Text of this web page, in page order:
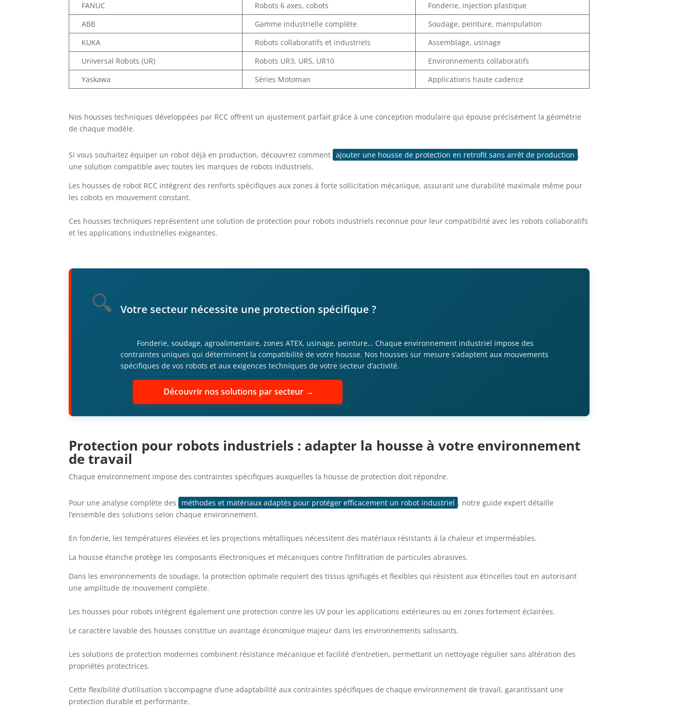
FANUC
Robots 6 axes, cobots
Fonderie, injection plastique
ABB
Gamme industrielle complète
Soudage, peinture, manipulation
KUKA
Robots collaboratifs et industriels
Assemblage, usinage
Universal Robots (UR)
Robots UR3, UR5, UR10
Environnements collaboratifs
Yaskawa
Séries Motoman Applications haute cadence
Nos housses techniques développées par RCC offrent un ajustement parfait grâce à une conception modulaire qui épouse précisément la géométrie
de chaque modèle.
Si vous souhaitez équiper un robot déjà en production, découvrez comment ajouter une housse de protection en retrofit sans arrêt de production ,
une solution compatible avec toutes les marques de robots industriels.
Les housses de robot RCC intègrent des renforts spécifiques aux zones à forte sollicitation mécanique, assurant une durabilité maximale même pour
les cobots en mouvement constant.
Ces housses techniques représentent une solution de protection pour robots industriels reconnue pour leur compatibilité avec les robots collaboratifs
et les applications industrielles exigeantes.
🔍 Votre secteur nécessite une protection spécifique ?
Fonderie, soudage, agroalimentaire, zones ATEX, usinage, peinture… Chaque environnement industriel impose des
contraintes uniques qui déterminent la compatibilité de votre housse. Nos housses sur mesure s’adaptent aux mouvements
spécifiques de vos robots et aux exigences techniques de votre secteur d’activité.
Découvrir nos solutions par secteur →
Protection pour robots industriels : adapter la housse à votre environnement
de travail
Chaque environnement impose des contraintes spécifiques auxquelles la housse de protection doit répondre.
Pour une analyse complète des méthodes et matériaux adaptés pour protéger efficacement un robot industriel , notre guide expert détaille
l’ensemble des solutions selon chaque environnement.
En fonderie, les températures élevées et les projections métalliques nécessitent des matériaux résistants à la chaleur et imperméables.
La housse étanche protège les composants électroniques et mécaniques contre l’infiltration de particules abrasives.
Dans les environnements de soudage, la protection optimale requiert des tissus ignifugés et flexibles qui résistent aux étincelles tout en autorisant
une amplitude de mouvement complète.
Les housses pour robots intègrent également une protection contre les UV pour les applications extérieures ou en zones fortement éclairées.
Le caractère lavable des housses constitue un avantage économique majeur dans les environnements salissants.
Les solutions de protection modernes combinent résistance mécanique et facilité d’entretien, permettant un nettoyage régulier sans altération des
propriétés protectrices.
Cette flexibilité d’utilisation s’accompagne d’une adaptabilité aux contraintes spécifiques de chaque environnement de travail, garantissant une
protection durable et performante.